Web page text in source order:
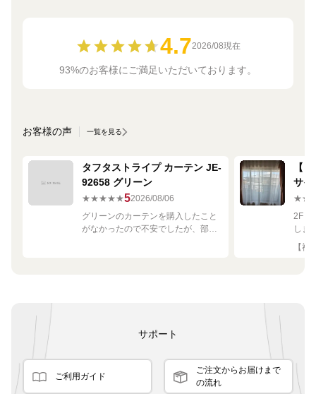
4.72026/08現在
93%のお客様にご満足いただいております。
お客様の声 一覧を見る
タフタストライプ カーテン JE-
92658 グリーン
★★★★★52026/08/06
グリーンのカーテンを購入したこと
がなかったので不安でしたが、部屋
【
サイ
2Fリ
しま
し
で
【神
サポート
ご利用ガイド
ご注文からお届けまで
の流れ